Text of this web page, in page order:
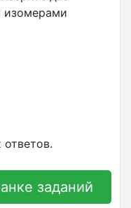
изомерами
заданий